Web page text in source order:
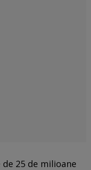
25 de milioane